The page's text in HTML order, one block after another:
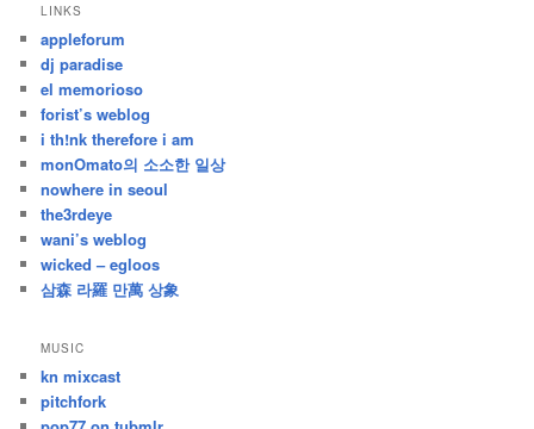
난
글
LINKS
appleforum
dj paradise
el memorioso
forist’s weblog
i th!nk therefore i am
monOmato의 소소한 일상
nowhere in seoul
the3rdeye
wani’s weblog
wicked – egloos
삼森 라羅 만萬 상象
MUSIC
kn mixcast
pitchfork